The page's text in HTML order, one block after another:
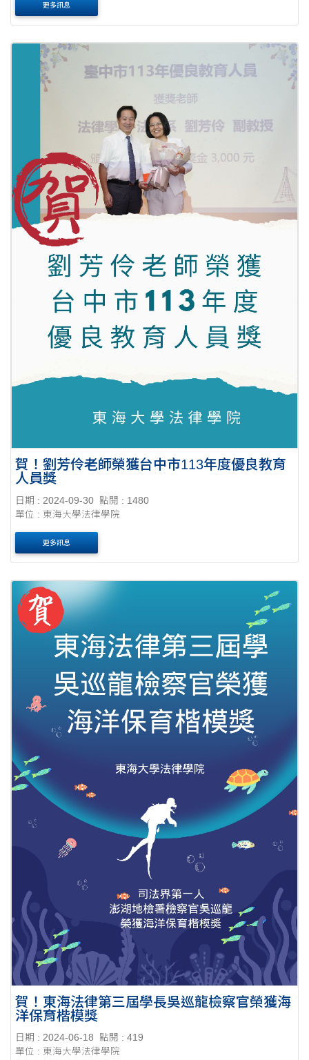
爾後更獲選為教育部之校園性別事件、校園霸凌....
更多訊息
賀！劉芳伶老師榮獲台中市113年度優良教育
人員獎
日期 : 2024-09-30 點閱 : 1480
單位 : 東海大學法律學院
更多訊息
賀！東海法律第三屆學長吳巡龍檢察官榮獲海
洋保育楷模獎
日期 : 2024-06-18
點閱 : 419
單位 : 東海大學法律學院